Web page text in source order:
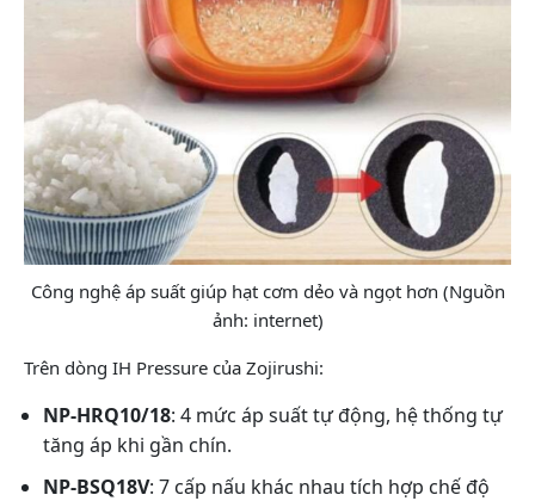
Công nghệ áp suất giúp hạt cơm dẻo và ngọt hơn (Nguồn
ảnh: internet)
Trên dòng IH Pressure của Zojirushi:
NP-HRQ10/18: 4 mức áp suất tự động, hệ thống tự
tăng áp khi gần chín.
NP-BSQ18V: 7 cấp nấu khác nhau tích hợp chế độ